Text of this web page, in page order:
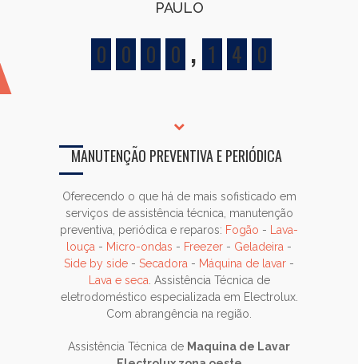
PAULO
0 0 0 0 , 1 4 0
MANUTENÇÃO PREVENTIVA E PERIÓDICA
Oferecendo o que há de mais sofisticado em
serviços de assistência técnica, manutenção
preventiva, periódica e reparos: Fogão -
Lava-
louça - Micro-ondas - Freezer - Geladeira -
Side by side - Secadora - Máquina de lavar -
Lava e seca . Assistência Técnica de
eletrodoméstico especializada em Electrolux.
Com abrangência na região.
Assistência Técnica de Maquina de Lavar